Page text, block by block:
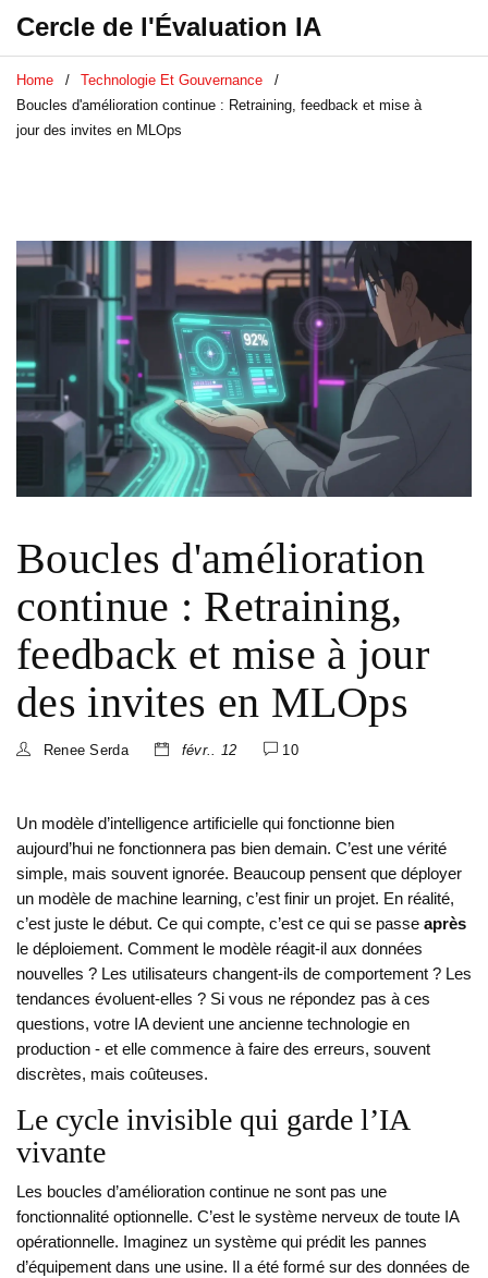
Cercle de l'Évaluation IA
Home
Technologie Et Gouvernance
Boucles d'amélioration continue : Retraining, feedback et mise à
jour des invites en MLOps
Boucles d'amélioration
continue : Retraining,
feedback et mise à jour
des invites en MLOps
Renee Serda févr.. 12 10
Un modèle d’intelligence artificielle qui fonctionne bien
aujourd’hui ne fonctionnera pas bien demain. C’est une vérité
simple, mais souvent ignorée. Beaucoup pensent que déployer
un modèle de machine learning, c’est finir un projet. En réalité,
c’est juste le début. Ce qui compte, c’est ce qui se passe après
le déploiement. Comment le modèle réagit-il aux données
nouvelles ? Les utilisateurs changent-ils de comportement ? Les
tendances évoluent-elles ? Si vous ne répondez pas à ces
questions, votre IA devient une ancienne technologie en
production - et elle commence à faire des erreurs, souvent
discrètes, mais coûteuses.
Le cycle invisible qui garde l’IA
vivante
Les boucles d’amélioration continue ne sont pas une
fonctionnalité optionnelle. C’est le système nerveux de toute IA
opérationnelle. Imaginez un système qui prédit les pannes
d’équipement dans une usine. Il a été formé sur des données de